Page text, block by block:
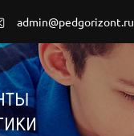
admin@pedgorizont.ru